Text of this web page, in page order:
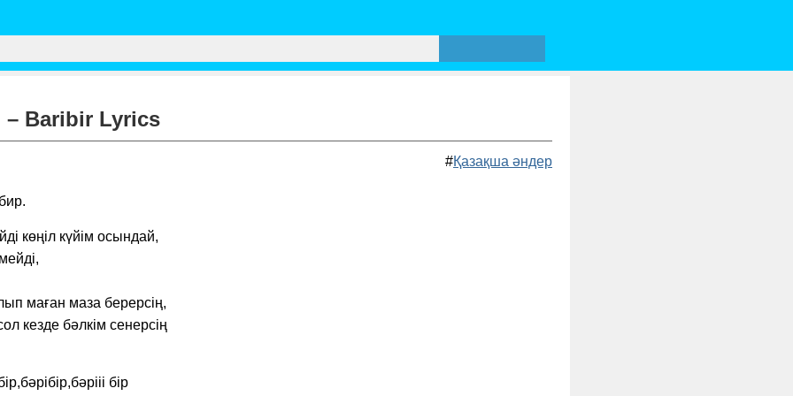
– Baribir Lyrics
#Қазақша әндер
көңіл күйім осындай,
маған маза берерсің,
кезде бәлкім сенерсің
бір